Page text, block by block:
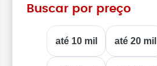
Buscar por preço
até 10 mil até 20 mil